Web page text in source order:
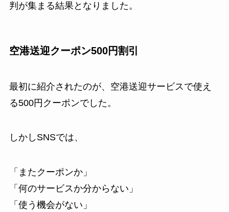
判が集まる結果となりました。
空港送迎クーポン500円割引
最初に紹介されたのが、空港送迎サービスで使え
る500円クーポンでした。
しかしSNSでは、
「またクーポンか」
「何のサービスか分からない」
「使う機会がない」